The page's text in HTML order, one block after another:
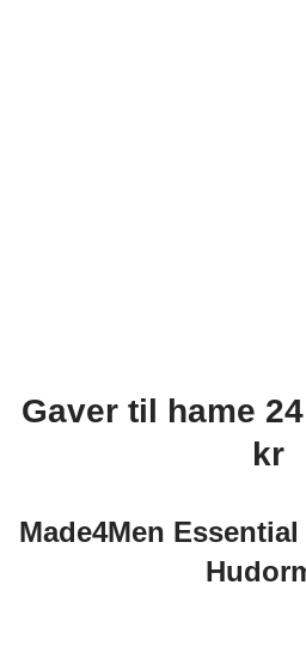
Gaver til hame
kr
Made4Men